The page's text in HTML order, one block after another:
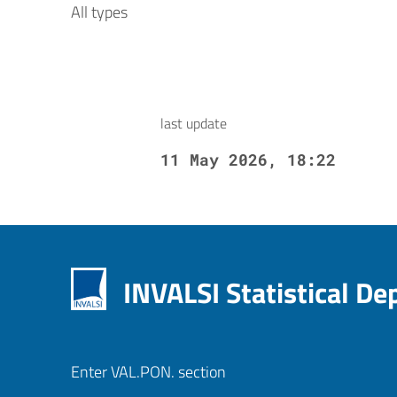
All types
last update
11 May 2026, 18:22
INVALSI Statistical
Enter VAL.PON. section